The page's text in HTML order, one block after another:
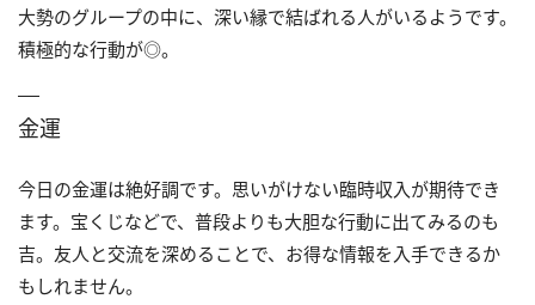
大勢のグループの中に、深い縁で結ばれる人がいるようです。
積極的な行動が◎。
金運
今日の金運は絶好調です。思いがけない臨時収入が期待でき
ます。宝くじなどで、普段よりも大胆な行動に出てみるのも
吉。友人と交流を深めることで、お得な情報を入手できるか
もしれません。